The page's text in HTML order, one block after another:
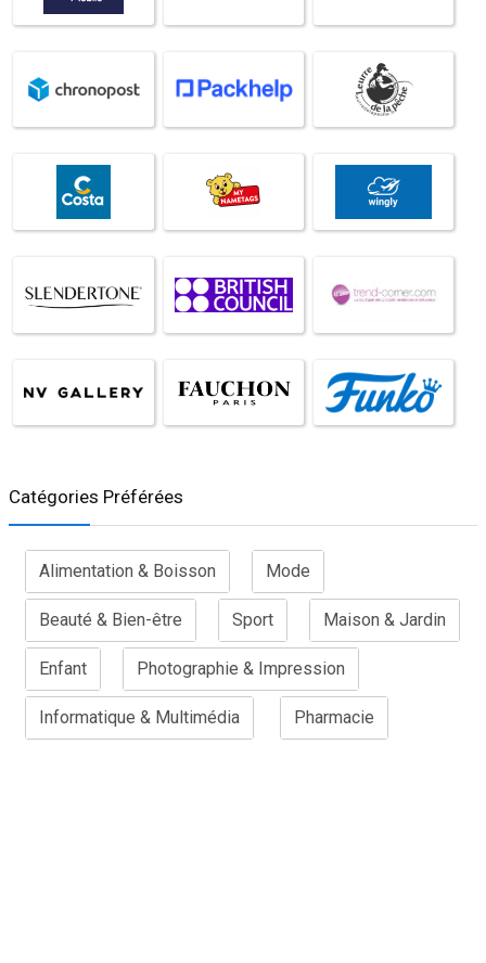
Catégories Préférées
Alimentation & Boisson Mode
Beauté & Bien-être Sport Maison & Jardin
Enfant Photographie & Impression
Informatique & Multimédia Pharmacie